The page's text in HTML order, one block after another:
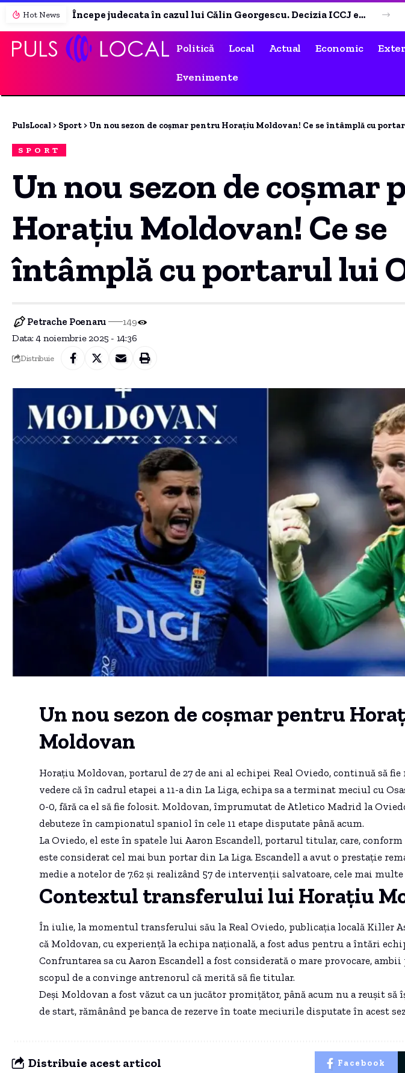
Hot News
Începe judecata în cazul lui Călin Georgescu. Decizia ICCJ este finală. Haos financiar la Ciobănașul Edilitar SRL: Curtea de Conturi a identificat numeroase nereguli
Politică Local Actual Economic
Evenimente
PulsLocal > Sport > Un nou sezon de coșmar pentru Horațiu Moldovan! Ce se întâmplă cu
SPORT
Un nou sezon de coșmar
Horațiu Moldovan! Ce se
întâmplă cu portarul lui
Data: 4 noiembrie 2025 - 14:36
Petrache Poenaru 149
Distribuie
Un nou sezon de coșmar pentru
Moldovan
Horațiu Moldovan, portarul de 27 de ani al echipei Real Oviedo, continuă să fie
vedere că în cadrul etapei a 11-a din La Liga, echipa sa a terminat meciul cu
0-0, fără ca el să fie folosit. Moldovan, împrumutat de Atletico Madrid la
debuteze în campionatul spaniol în cele 11 etape disputate până acum.
La Oviedo, el este în spatele lui Aaron Escandell, portarul titular, care, conform
este considerat cel mai bun portar din La Liga. Escandell a avut o prestație
medie a notelor de 7.62 și realizând 57 de intervenții salvatoare, cele mai
Contextul transferului lui Horațiu
În iulie, la momentul transferului său la Real Oviedo, publicația locală Killer
că Moldovan, cu experiență la echipa națională, a fost adus pentru a întări
Confruntarea sa cu Aaron Escandell a fost considerată o mare provocare,
scopul de a convinge antrenorul că merită să fie titular.
Deși Moldovan a fost văzut ca un jucător promițător, până acum nu a reușit să
de start, rămânând pe banca de rezerve în toate meciurile disputate în acest
Distribuie acest articol Facebook